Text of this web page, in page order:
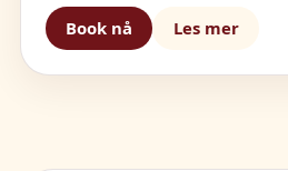
Book nå Les mer